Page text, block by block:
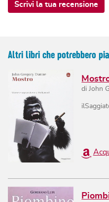
Scrivi la tua recensione
Altri libri che potrebbero
diJohn